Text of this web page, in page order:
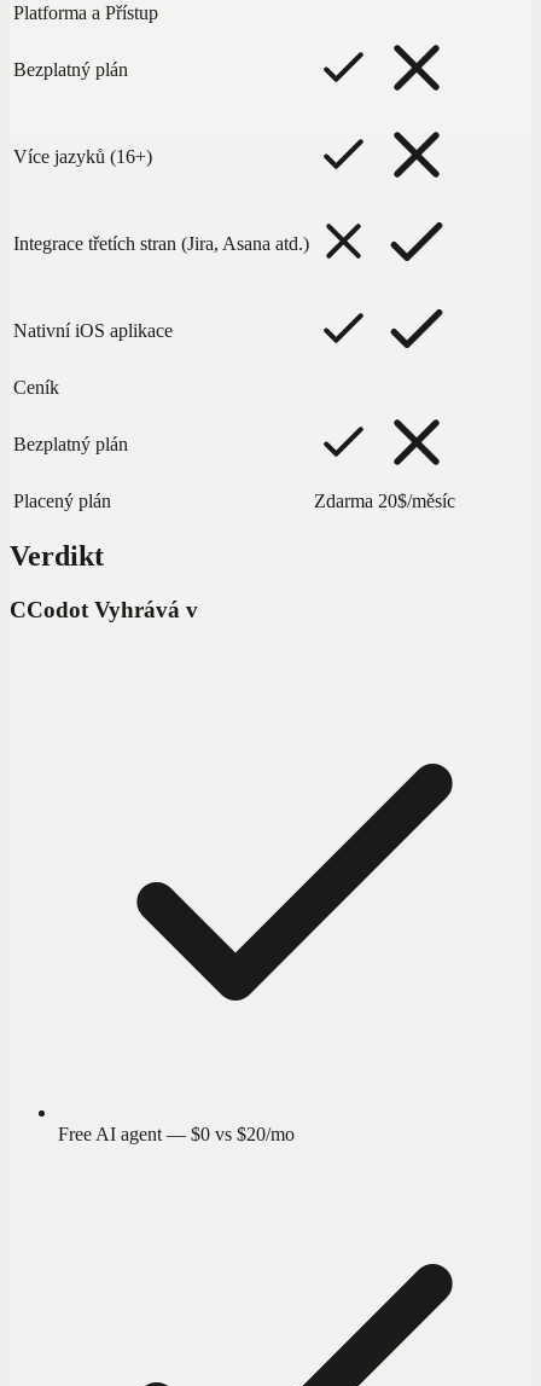
Platforma a Přístup
Bezplatný plán
Více jazyků (16+)
Integrace třetích stran (Jira, Asana atd.)
Nativní iOS aplikace
Ceník
Bezplatný plán
Placený plán Zdarma 20$/měsíc
Verdikt
CCodot Vyhrává v
Free AI agent — $0 vs $20/mo